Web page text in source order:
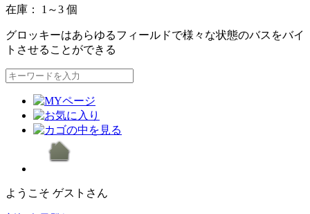
在庫： 1～3 個
グロッキーはあらゆるフィールドで様々な状態のバスをバイ
トさせることができる
ようこそ ゲストさん